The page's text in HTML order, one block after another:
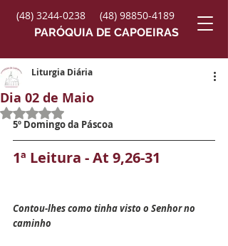
(48) 3244-0238
(48) 98850-4189
PARÓQUIA DE CAPOEIRAS
Dia 02 de Maio
Liturgia Diária
Avaliado com NaN de 5 estrelas.
5º Domingo da Páscoa
1ª Leitura - At 9,26-31
Contou-lhes como tinha visto o Senhor no
caminho